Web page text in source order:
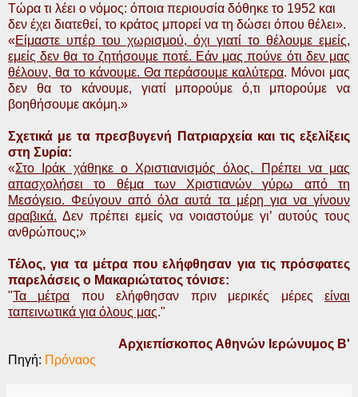
Τώρα τι λέει ο νόμος: όποια περιουσία δόθηκε το 1952 και
δεν έχει διατεθεί, το κράτος μπορεί να τη δώσει όπου θέλει».
«Είμαστε υπέρ του χωρισμού, όχι γιατί το θέλουμε εμείς,
εμείς δεν θα το ζητήσουμε ποτέ. Εάν μας πούνε ότι δεν μας
θέλουν, θα το κάνουμε. Θα περάσουμε καλύτερα. Μόνοι μας
δεν θα το κάνουμε, γιατί μπορούμε ό,τι μπορούμε να
βοηθήσουμε ακόμη.»
Σχετικά με τα πρεσβυγενή Πατριαρχεία και τις εξελίξεις
στη Συρία:
«Στο Ιράκ χάθηκε ο Χριστιανισμός όλος. Πρέπει να μας
απασχολήσει το θέμα των Χριστιανών γύρω από τη
Μεσόγειο. Φεύγουν από όλα αυτά τα μέρη για να γίνουν
αραβικά. Δεν πρέπει εμείς να νοιαστούμε γι’ αυτούς τους
ανθρώπους;»
Τέλος, για τα μέτρα που ελήφθησαν για τις πρόσφατες
παρελάσεις ο Μακαριώτατος τόνισε:
"Τα μέτρα που ελήφθησαν πριν μερικές μέρεςείναι
ταπεινωτικά για όλους μας."
Αρχιεπίσκοπος Αθηνών Ιερώνυμος Β'
Πηγή: Πρόναος